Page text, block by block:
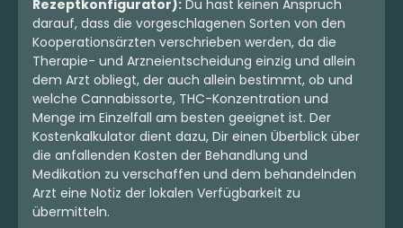
Rezeptkonfigurator): Du hast keinen Anspruch
darauf, dass die vorgeschlagenen Sorten von den
Kooperationsärzten verschrieben werden, da die
Therapie- und Arzneientscheidung einzig und allein
dem Arzt obliegt, der auch allein bestimmt, ob und
welche Cannabissorte, THC-Konzentration und
Menge im Einzelfall am besten geeignet ist. Der
Kostenkalkulator dient dazu, Dir einen Überblick über
die anfallenden Kosten der Behandlung und
Medikation zu verschaffen und dem behandelnden
Arzt eine Notiz der lokalen Verfügbarkeit zu
übermitteln.